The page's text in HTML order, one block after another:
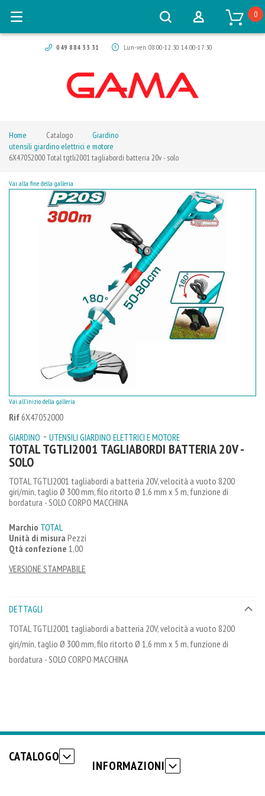
049 884 33 31 Lun-ven 08:00-12:30 14:00-17:30
0
Home Catalogo
Giardino
utensili giardino elettrici e motore
6X47052000 Total tgtli2001 tagliabordi batteria 20v - solo
Rif6X47052000
GIARDINO - UTENSILI GIARDINO ELETTRICI E MOTORE
TOTAL TGTLI2001 TAGLIABORDI BATTERIA 20V -
SOLO
TOTAL TGTLI2001 tagliabordi a batteria 20V, velocità a vuoto 8200
giri/min, taglio Ø 300 mm, filo ritorto Ø 1,6 mm x 5 m, funzione di
bordatura - SOLO CORPO MACCHINA
Marchio TOTAL
Unità di misura Pezzi
Qtà confezione 1,00
VERSIONE STAMPABILE
Vai alla fine della galleria
Vai all'inizio della galleria
DETTAGLI
TOTAL TGTLI2001 tagliabordi a batteria 20V, velocità a vuoto 8200
giri/min, taglio Ø 300 mm, filo ritorto Ø 1,6 mm x 5 m, funzione di
bordatura - SOLO CORPO MACCHINA
CATALOGO
INFORMAZIONI